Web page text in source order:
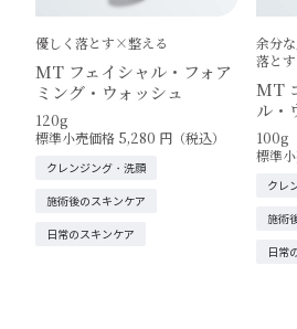
優しく落とす×整える
MT フェイシャル・フォア
ミング・ウォッシュ
120g
標準小売価格 5,280 円（税込）
クレンジング・洗顔
施術後のスキンケア
日常のスキンケア
余分
落とす
MT
ル・
100g
標準
クレ
施術
日常